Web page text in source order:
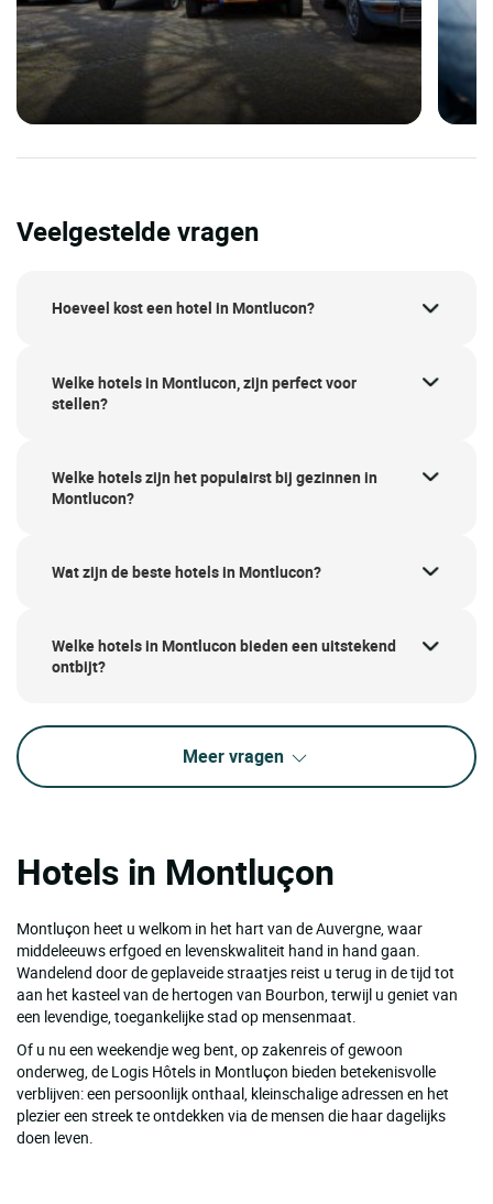
Veelgestelde vragen
Hoeveel kost een hotel in Montlucon?
Welke hotels in Montlucon, zijn perfect voor
stellen?
Welke hotels zijn het populairst bij gezinnen in
Montlucon?
Wat zijn de beste hotels in Montlucon?
Welke hotels in Montlucon bieden een uitstekend
ontbijt?
Meer vragen
Hotels in Montluçon
Montluçon heet u welkom in het hart van de Auvergne, waar
middeleeuws erfgoed en levenskwaliteit hand in hand gaan.
Wandelend door de geplaveide straatjes reist u terug in de tijd tot
aan het kasteel van de hertogen van Bourbon, terwijl u geniet van
een levendige, toegankelijke stad op mensenmaat.
Of u nu een weekendje weg bent, op zakenreis of gewoon
onderweg, de Logis Hôtels in Montluçon bieden betekenisvolle
verblijven: een persoonlijk onthaal, kleinschalige adressen en het
plezier een streek te ontdekken via de mensen die haar dagelijks
doen leven.